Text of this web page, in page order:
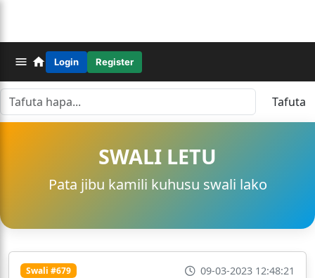
Login Register
Tafuta
SWALI LETU
Pata jibu kamili kuhusu swali lako
Swali #679 09-03-2023 12:48:21